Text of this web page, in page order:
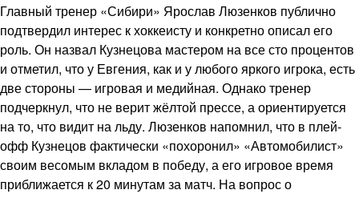
Главный тренер «Сибири» Ярослав Люзенков публично
подтвердил интерес к хоккеисту и конкретно описал его
роль. Он назвал Кузнецова мастером на все сто процентов
и отметил, что у Евгения, как и у любого яркого игрока, есть
две стороны — игровая и медийная. Однако тренер
подчеркнул, что не верит жёлтой прессе, а ориентируется
на то, что видит на льду. Люзенков напомнил, что в плей-
офф Кузнецов фактически «похоронил» «Автомобилист»
своим весомым вкладом в победу, а его игровое время
приближается к 20 минутам за матч. На вопрос о